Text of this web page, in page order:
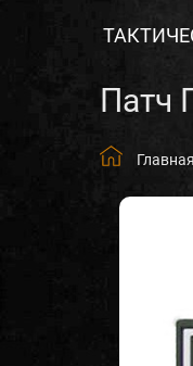
Патч
Главная